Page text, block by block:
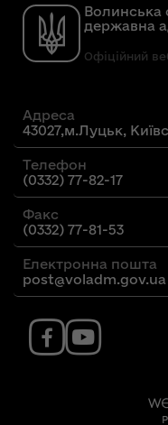
Волинська
державна
Офіційний
Адреса
43027,м.Луцьк,
Телефон
(0332) 77-82-17
Факс
(0332) 77-81-53
Електронна пошта
post@voladm.gov.ua